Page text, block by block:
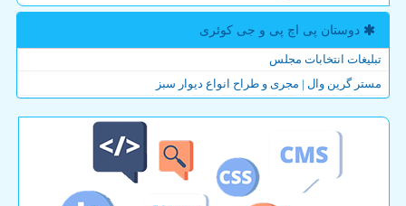
دوستان پی اچ پی و جی كوئری
تبلیغات انتخابات مجلس
مستر گرین وال | مجری و طراح انواع دیوار سبز